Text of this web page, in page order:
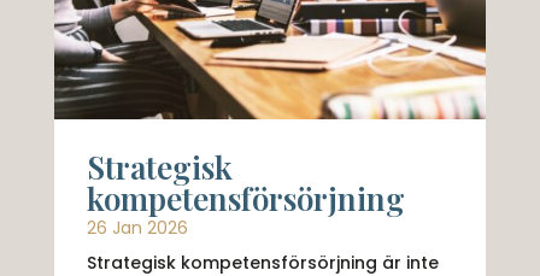
Strategisk
kompetensförsörjning
26 Jan 2026
Strategisk kompetensförsörjning är inte